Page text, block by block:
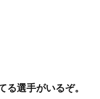
選手がいるぞ。